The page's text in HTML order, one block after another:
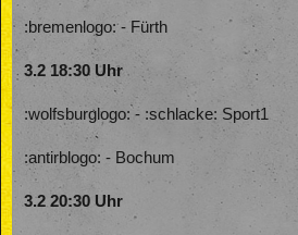
:bremenlogo: - Fürth
3.2 18:30 Uhr
:wolfsburglogo: - :schlacke: Sport1
:antirblogo: - Bochum
3.2 20:30 Uhr